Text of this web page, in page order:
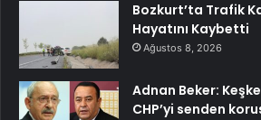
Bozkurt’ta Trafik
Hayatını Kaybetti
Ağustos 8, 2026
Adnan Beker:
CHP’yi senden